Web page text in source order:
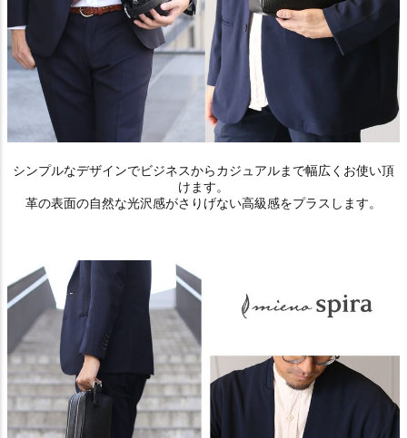
シンプルなデザインでビジネスからカジュアルまで幅広くお使い頂
けます。
革の表面の自然な光沢感がさりげない高級感をプラスします。